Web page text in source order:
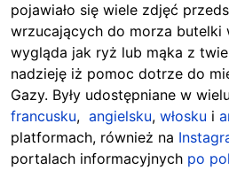
pojawiało się wiele zdjęć
wrzucających do morza butelki
wygląda jak ryż lub mąka z
nadzieję iż pomoc dotrze do
Gazy. Były udostępniane w
francusku, angielsku, włosku i
platformach, również na
portalach informacyjnych po